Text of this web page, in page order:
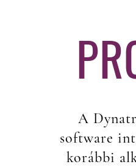
A
software
korábbi